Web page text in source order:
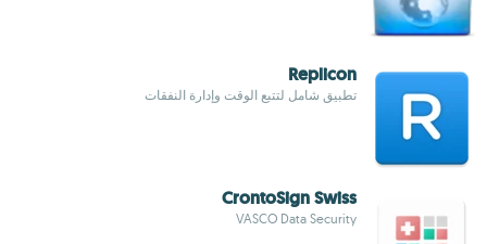
Replicon
تطبيق شامل لتتبع الوقت وإدارة النفقات
CrontoSign Swiss
VASCO Data Security